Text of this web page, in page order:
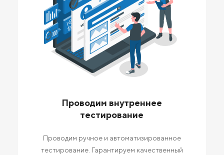
Проводим внутреннее
тестирование
Проводим ручное и автоматизированное
тестирование. Гарантируем качественный